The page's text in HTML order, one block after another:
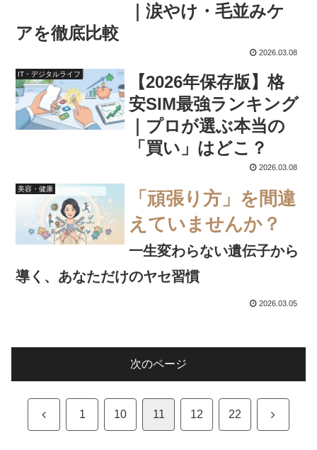
｜涙やけ・毛並みケ
アを徹底比較
2026.03.08
IT・デジタルライフ
【2026年保存版】格
安SIM最強ランキング
｜プロが選ぶ本当の
「買い」はどこ？
2026.03.08
美容・健康
「頑張り方」を間違
えていませんか？
一生変わらない遺伝子から
導く、あなただけのヤセ習慣
2026.03.05
次のページ
前 1 10 11 12 22 次